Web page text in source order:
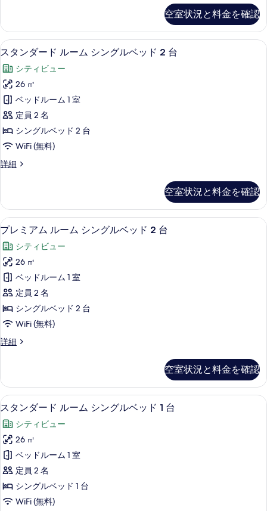
写
真
を
表
示
す
る
グ
ベ
ッ
ド
1
台
の
す
べ
て
真
を
表
示
す
る
ム
ル
ー
キ
ン
グ
ベ
ッ
ド
台
の
詳
空室状況と料金を確認
ス
タ
ン
ダ
ー
ド
ル
ム
ン
グ
ル
ベ
ッ
ド
2
台
の
す
の
写
真
を
表
示
す
る
スタンダード ルーム シングルベッ
5
スタンダード ルーム シングルベッド 2 台
シティビュー
26 ㎡
ベッドルーム 1 室
定員 2 名
シングルベッド 2 台
WiFi (無料)
詳細
ス
ー
ド
ル
ム
シ
ン
グ
ル
ベ
ッ
ド
2
台
細
空室状況と料金を確認
プ
レ
ミ
ア
ム
ル
ー
シ
グ
ル
ベ
ッ
ド
2
台
の
す
プレミアム ルーム シングルベッド
9
プレミアム ルーム シングルベッド 2 台
シティビュー
26 ㎡
ベッドルーム 1 室
定員 2 名
シングルベッド 2 台
WiFi (無料)
詳細
プ
ム
ル
ー
シ
ン
グ
ル
ベ
ッ
ド
2
空室状況と料金を確認
ス
タ
ン
ダ
ー
ド
ル
セーフティボックス (室内)、デスク
10
スタンダード ルーム シングルベッド 1 台
シティビュー
26 ㎡
ベッドルーム 1 室
定員 2 名
シングルベッド 1 台
WiFi (無料)